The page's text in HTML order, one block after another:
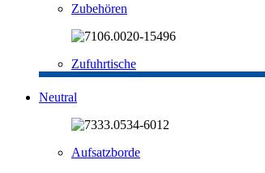
Zubehören
Zufuhrtische
Neutral
Aufsatzborde